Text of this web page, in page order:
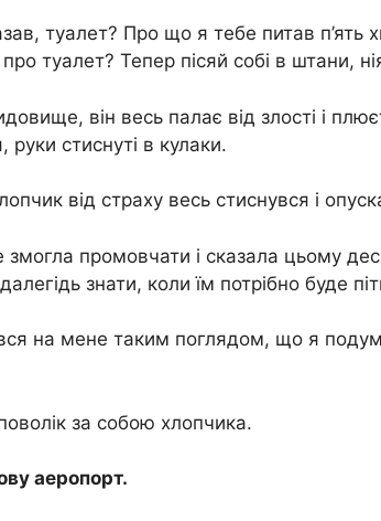
туалет? Про що я тебе питав п’ять
туалет? Тепер пісяй собі в штани,
він весь палає від злості і
руки стиснуті в кулаки.
від страху весь стиснувся і
змогла промовчати і сказала цьому
знати, коли їм потрібно буде
на мене таким поглядом, що я
за собою хлопчика.
аеропорт.